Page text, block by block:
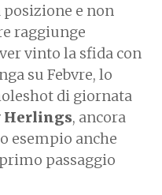
e non
raggiunge
vinto la sfida con
su Febvre, lo
di giornata
Herlings, ancora
esempio anche
passaggio